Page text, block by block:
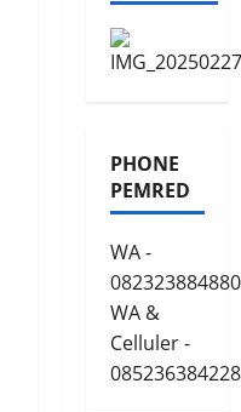
PHONE
PEMRED
WA -
082323884880
WA &
Celluler -
085236384228